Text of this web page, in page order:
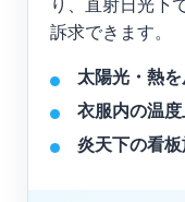
訴求できます。
太陽光・熱
衣服内の温
炎天下の看